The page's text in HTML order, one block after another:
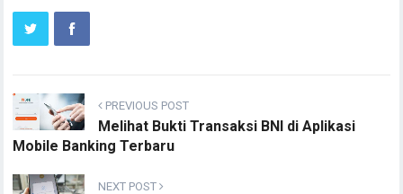
PREVIOUS POST
Melihat Bukti Transaksi BNI di Aplikasi
Mobile Banking Terbaru
NEXT POST